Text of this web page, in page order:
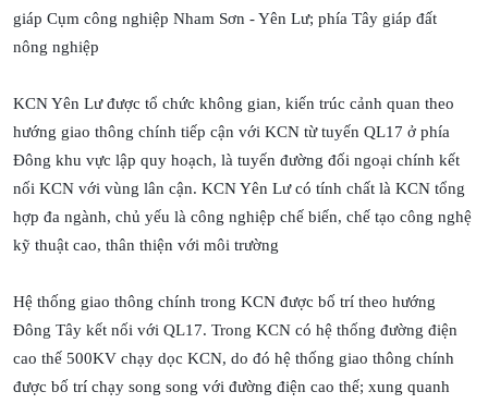
giáp Cụm công nghiệp Nham Sơn - Yên Lư; phía Tây giáp đất
nông nghiệp
KCN Yên Lư được tổ chức không gian, kiến trúc cảnh quan theo
hướng giao thông chính tiếp cận với KCN từ tuyến QL17 ở phía
Đông khu vực lập quy hoạch, là tuyến đường đối ngoại chính kết
nối KCN với vùng lân cận. KCN Yên Lư có tính chất là KCN tổng
hợp đa ngành, chủ yếu là công nghiệp chế biến, chế tạo công nghệ
kỹ thuật cao, thân thiện với môi trường
Hệ thống giao thông chính trong KCN được bố trí theo hướng
Đông Tây kết nối với QL17. Trong KCN có hệ thống đường điện
cao thế 500KV chạy dọc KCN, do đó hệ thống giao thông chính
được bố trí chạy song song với đường điện cao thế; xung quanh